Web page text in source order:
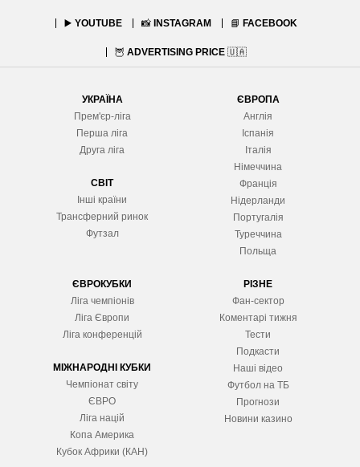
▶️ YOUTUBE 📸 INSTAGRAM 📘 FACEBOOK
🦉 ADVERTISING PRICE 🇺🇦
УКРАЇНА
Прем'єр-ліга
Перша ліга
Друга ліга
СВІТ
Інші країни
Трансферний ринок
Футзал
ЄВРОПА
Англія
Іспанія
Італія
Німеччина
Франція
Нідерланди
Португалія
Туреччина
Польща
ЄВРОКУБКИ
Ліга чемпіонів
Ліга Європи
Ліга конференцій
МІЖНАРОДНІ КУБКИ
Чемпіонат світу
ЄВРО
Ліга націй
Копа Америка
Кубок Африки (КАН)
РІЗНЕ
Фан-сектор
Коментарі тижня
Тести
Подкасти
Наші відео
Футбол на ТБ
Прогнози
Новини казино